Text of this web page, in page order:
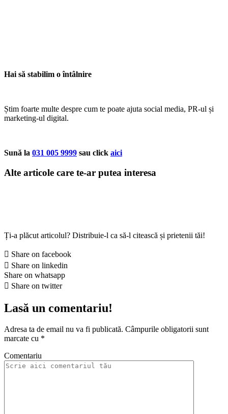
Hai să stabilim o întâlnire
Știm foarte multe despre cum te poate ajuta social media, PR-ul și
marketing-ul digital.
Sună la 031 005 9999 sau click aici
Alte articole care te-ar putea interesa
Ți-a plăcut articolul? Distribuie-l ca să-l citească și prietenii tăi!
Share on facebook
Share on linkedin
Share on whatsapp
Share on twitter
Lasă un comentariu!
Adresa ta de email nu va fi publicată. Câmpurile obligatorii sunt
marcate cu *
Comentariu